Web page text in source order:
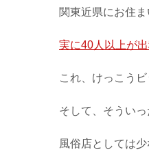
関東近県にお住
実に40人以上が
これ、けっこう
そして、そうい
風俗店としては